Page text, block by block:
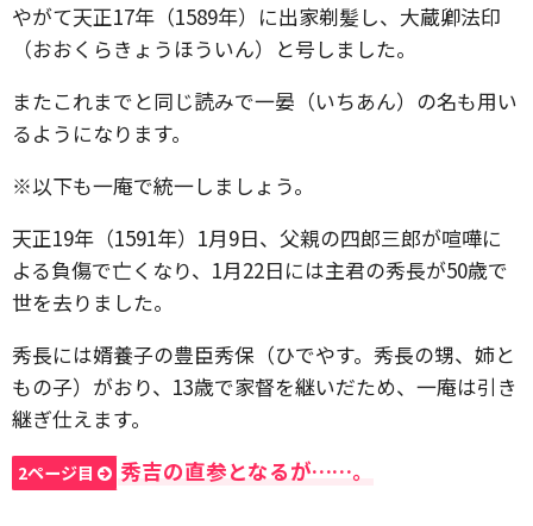
やがて天正17年（1589年）に出家剃髪し、大蔵卿法印
（おおくらきょうほういん）と号しました。
またこれまでと同じ読みで一晏（いちあん）の名も用い
るようになります。
※以下も一庵で統一しましょう。
天正19年（1591年）1月9日、父親の四郎三郎が喧嘩に
よる負傷で亡くなり、1月22日には主君の秀長が50歳で
世を去りました。
秀長には婿養子の豊臣秀保（ひでやす。秀長の甥、姉と
もの子）がおり、13歳で家督を継いだため、一庵は引き
継ぎ仕えます。
2ページ目 秀吉の直参となるが……。